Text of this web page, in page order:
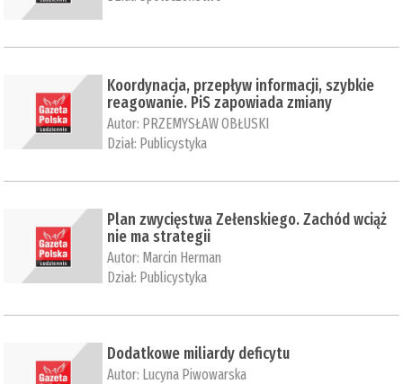
Koordynacja, przepływ informacji, szybkie
reagowanie. PiS zapowiada zmiany
Autor: PRZEMYSŁAW OBŁUSKI
Dział: Publicystyka
Plan zwycięstwa Zełenskiego. Zachód wciąż
nie ma strategii
Autor: Marcin Herman
Dział: Publicystyka
Dodatkowe miliardy deficytu
Autor: Lucyna Piwowarska